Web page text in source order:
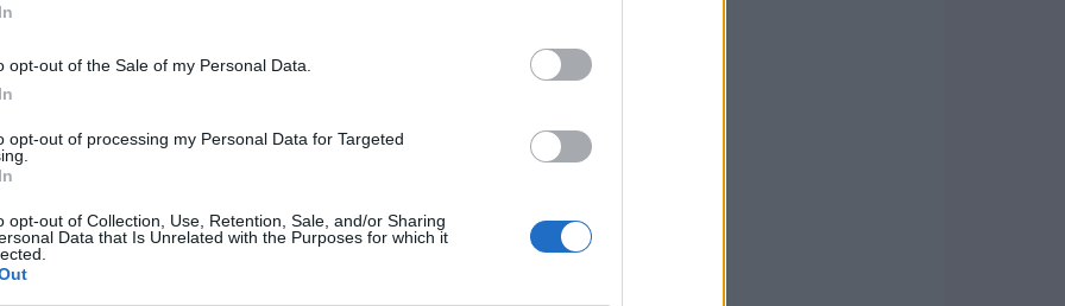
opt-out of the Sale of my Personal Data.
opt-out of processing my Personal Data for Targeted
opt-out of Collection, Use, Retention, Sale, and/or Sharing
Data that Is Unrelated with the Purposes for which it
appesantire. Nel mio lavoro, ho visto come
soprattutto in climi umidi.
proteici indicano che la protezione non è
di
l’ultima generazione di nano-particelle di
che la pelle sia protetta durante più